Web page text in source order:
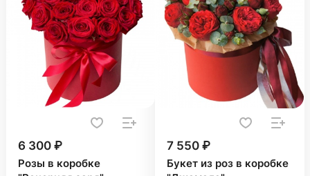
6 300 ₽
Розы в коробке
7 550 ₽
Букет из роз в коробке